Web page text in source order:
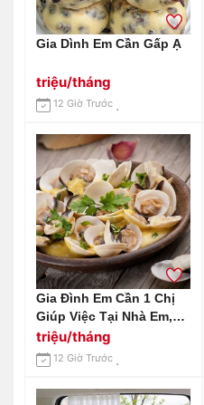
Gia Dình Em Cần Gấp Ạ
triệu/tháng
12 Giờ Trước
Gia Đình Em Cần 1 Chị
Giúp Việc Tại Nhà Em,
Ăn Ở Lại Nhà Em Ở
Chung Cư Estella
Heights Q2 Lương Em
Gửi 13 Triệu
triệu/tháng
12 Giờ Trước